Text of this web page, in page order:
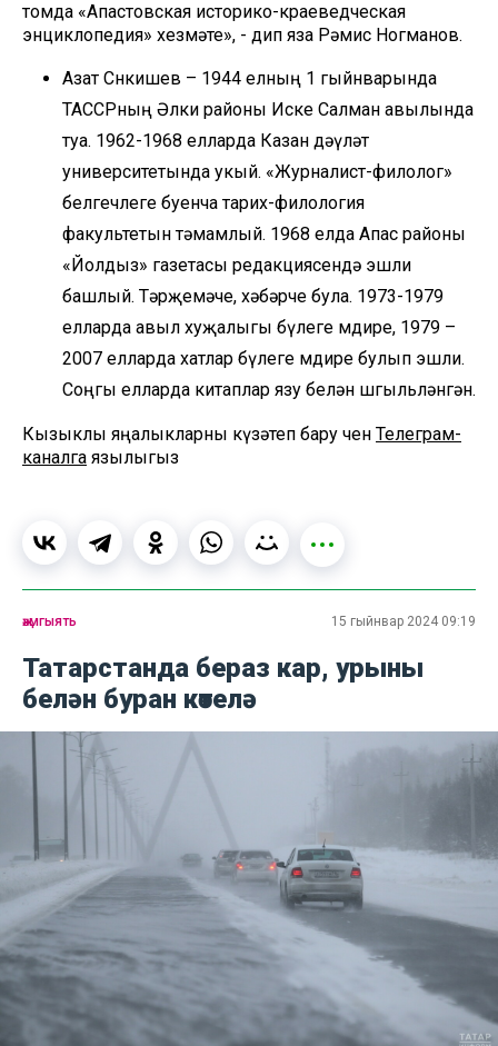
томда «Апастовская историко-краеведческая
энциклопедия» хезмәте», - дип яза Рәмис Ногманов.
Азат Сөнкишев – 1944 елның 1 гыйнварында
ТАССРның Әлки районы Иске Салман авылында
туа. 1962-1968 елларда Казан дәүләт
университетында укый. «Журналист-филолог»
белгечлеге буенча тарих-филология
факультетын тәмамлый. 1968 елда Апас районы
«Йолдыз» газетасы редакциясендә эшли
башлый. Тәрҗемәче, хәбәрче була. 1973-1979
елларда авыл хуҗалыгы бүлеге мөдире, 1979 –
2007 елларда хатлар бүлеге мөдире булып эшли.
Соңгы елларда китаплар язу белән шөгыльләнгән.
Кызыклы яңалыкларны күзәтеп бару өчен Телеграм-
каналга язылыгыз
җәмгыять 15 гыйнвар 2024 09:19
Татарстанда бераз кар, урыны
белән буран көтелә